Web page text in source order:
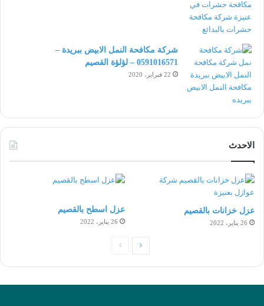
شركة مكافحة النمل الابيض ببريدة –
0591016571 – لؤلؤة القصيم
22 فبراير، 2020
الاحدث
عزل خزانات بالقصيم
26 يناير، 2022
عزل اسطح بالقصيم
26 يناير، 2022
الصفحةالصفحة